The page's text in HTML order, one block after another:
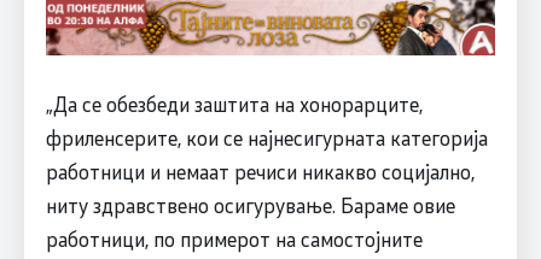
„Да се обезбеди заштита на хонорарците,
фриленсерите, кои се најнесигурната категорија
работници и немаат речиси никакво социјално,
ниту здравствено осигурување. Бараме овие
работници, по примерот на самостојните